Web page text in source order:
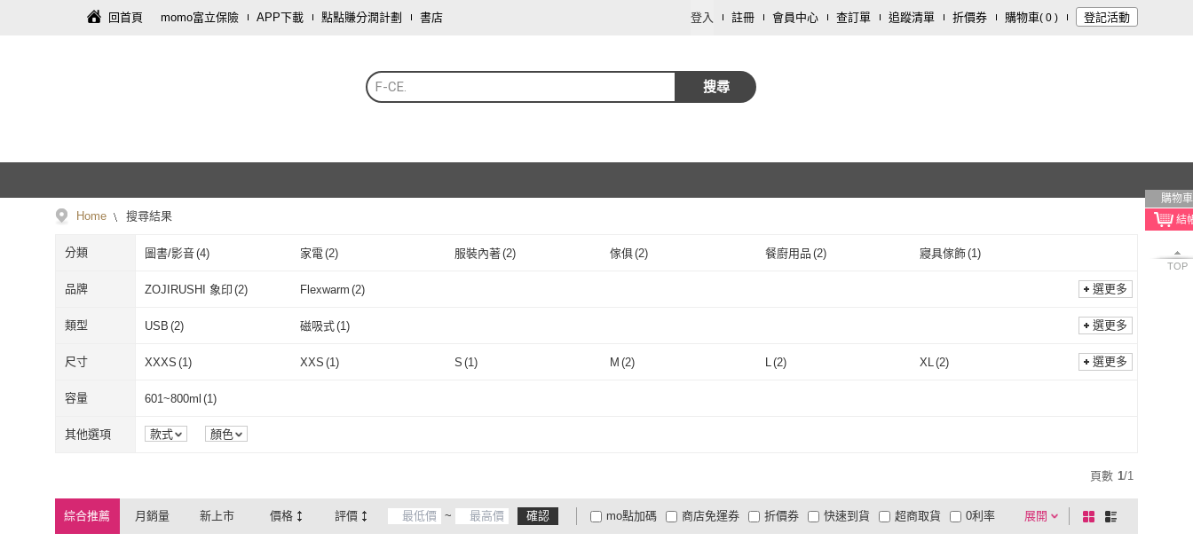
回首頁 momo富立保險 APP下載 點點賺分潤計劃 書店 登入 註冊 會員中心 查訂單 追蹤清單 折價券 購物車( 0 ) 登記活動
F-CE. 搜尋
購物車
TOP
Home 搜尋結果
分類 圖書/影音(4) 家電 (2) 服裝內著(2) 傢俱(2) 餐廚用品 (2) 寢具傢飾(1)
品牌 ZOJIRUSHI 象印 (2) Flexwarm (2)
ZOJIRUSHI 象印 Flexwarm
選更多
類型 USB (2) 磁吸式(1)
USB (2 磁吸式
選更多
尺寸 XXXS (1) XXS (1) S (1) M (2) L (2) XL (2)
2XL(2)
寬150cm-179cm( 1)
XXXS(1)
2XL
選更多
容量 601~800ml (1)
601~800ml(1)
其他選項 款式 顏色
頁數 1/1
綜合推薦 月銷量 新上市 價格 評價 ~ 確認 展開
折價券
有影片
商品有量 電視購物
mo點加碼 快速到貨 超商取貨
大家電安心配
大家電快配
商店免運券 0利率
棋
盤
列